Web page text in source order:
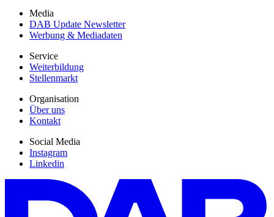
Media
DAB Update Newsletter
Werbung & Mediadaten
Service
Weiterbildung
Stellenmarkt
Organisation
Über uns
Kontakt
Social Media
Instagram
Linkedin